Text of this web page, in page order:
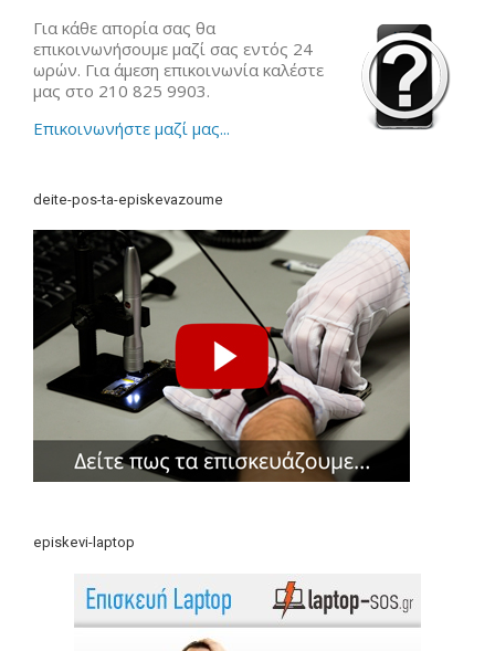
Για κάθε απορία σας θα
επικοινωνήσουμε μαζί σας εντός 24
ωρών. Για άμεση επικοινωνία καλέστε
μας στο 210 825 9903.
Επικοινωνήστε μαζί μας...
deite-pos-ta-episkevazoume
episkevi-laptop